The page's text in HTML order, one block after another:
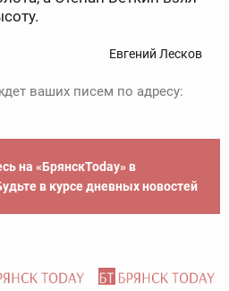
Евгений Лесков
ваших писем по адресу:
на «БрянскToday» в
в курсе дневных новостей